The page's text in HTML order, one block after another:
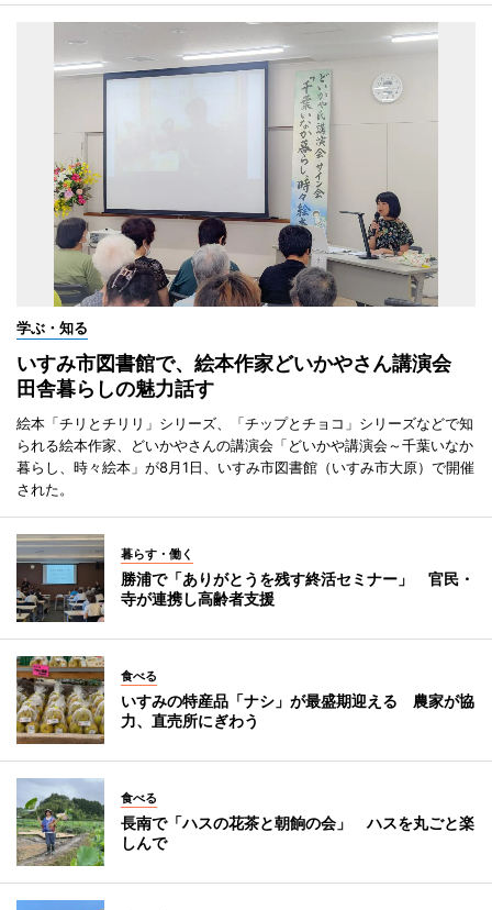
学ぶ・知る
いすみ市図書館で、絵本作家どいかやさん講演会
田舎暮らしの魅力話す
絵本「チリとチリリ」シリーズ、「チップとチョコ」シリーズなどで知
られる絵本作家、どいかやさんの講演会「どいかや講演会～千葉いなか
暮らし、時々絵本」が8月1日、いすみ市図書館（いすみ市大原）で開催
された。
暮らす・働く
勝浦で「ありがとうを残す終活セミナー」 官民・
寺が連携し高齢者支援
食べる
いすみの特産品「ナシ」が最盛期迎える 農家が協
力、直売所にぎわう
食べる
長南で「ハスの花茶と朝餉の会」 ハスを丸ごと楽
しんで